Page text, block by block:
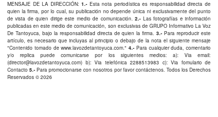
MENSAJE DE LA DIRECCIÓN:1.- Esta nota periodística es responsabilidad directa de
quien la firma, por lo cual, su publicación no depende única ni exclusivamente del punto
de vista de quien dirige este medio de comunicación.2.- Las fotografías e información
publicadas en este medio de comunicación, son exclusivas de GRUPO Informativo La Voz
De Tantoyuca, bajo la responsabilidad directa de quien la firma.3.- Para reproducir este
artículo, es necesario que incluyas al principio o debajo de la nota el siguiente mensaje
"Contenido tomado dewww.lavozdetantoyuca.com." 4.- Para cualquier duda, comentario
y/o replica puede comunicarse por los siguientes medios: a): Via email:
(director@lavozdetantoyuca.com) b): Via telefónica 2288513983 c): Via fomulario de
Contacto 5.- Para promocionarse con nosotros por favorcontáctenos. Todos los Derechos
Reservados © 2026